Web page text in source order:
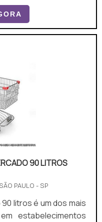
com segurança.
e escritórios,
trabalho e contribui
90 LITROS
PAULO - SP
litros é um dos mais
estabelecimentos